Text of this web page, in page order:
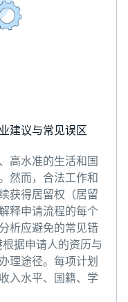
建议与常见误区
高水准的生活和国
然而，合法工作和
获得居留权（居留
释申请流程的每个
析应避免的常见错
据申请人的资历与
理途径。每项计划
入水平、国籍、学